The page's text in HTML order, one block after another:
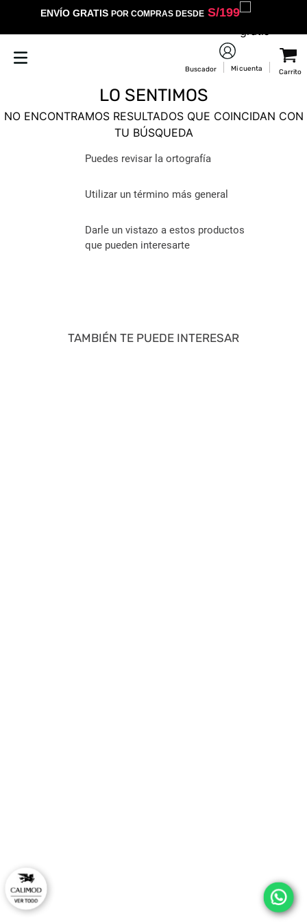
ENVÍO GRATIS POR COMPRAS DESDES/199
LO SENTIMOS
NO ENCONTRAMOS RESULTADOS QUE COINCIDAN CON
TU BÚSQUEDA
Puedes revisar la ortografía
Utilizar un término más general
Darle un vistazo a estos productos
que pueden interesarte
TAMBIÉN TE PUEDE INTERESAR